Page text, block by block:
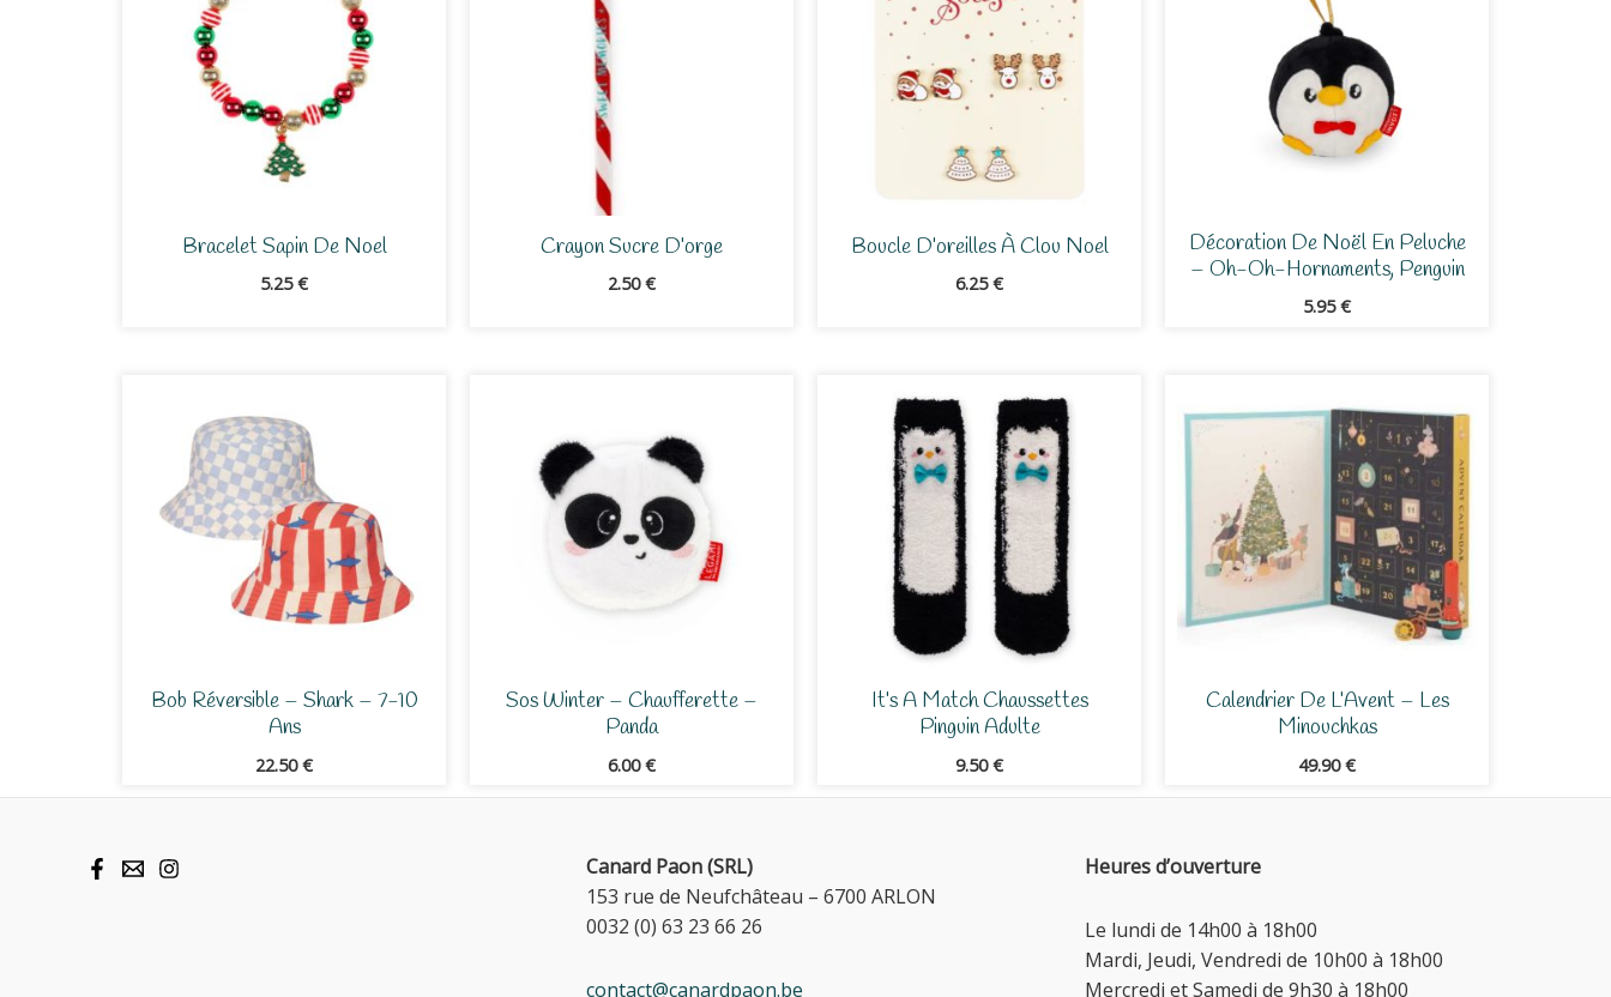
Bracelet Sapin De Noel
5.25€
Crayon Sucre D’orge
2.50€
Boucle D’oreilles À Clou Noel
6.25€
Décoration De Noël En Peluche
– Oh-Oh-Hornaments, Penguin
5.95€
Bob Réversible – Shark – 7-10
Ans
22.50€
Sos Winter – Chaufferette –
Panda
6.00€
It’s A Match Chaussettes
Pinguin Adulte
9.50€
Calendrier De L’Avent – Les
Minouchkas
49.90€
Canard Paon (SRL)
153 rue de Neufchâteau – 6700 ARLON
0032 (0) 63 23 66 26
contact@canardpaon.be
Heures d’ouverture
Le lundi de 14h00 à 18h00
Mardi, Jeudi, Vendredi de 10h00 à 18h00
Mercredi et Samedi de 9h30 à 18h00